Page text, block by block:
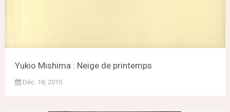
Yukio Mishima : Neige de printemps
Déc. 18, 2015